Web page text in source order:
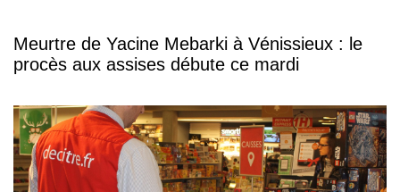
Meurtre de Yacine Mebarki à Vénissieux : le
procès aux assises débute ce mardi